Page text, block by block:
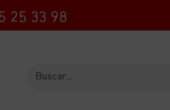
25 33 98